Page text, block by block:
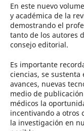
En este nuevo
y académica de la
demostrando el
tanto de los autores
consejo editorial.
Es importante
ciencias, se
avances, nuevas
medio de
médicos la
incentivando a otros
la investigación en